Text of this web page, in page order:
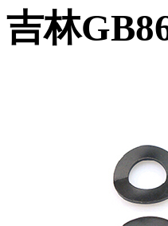
吉林